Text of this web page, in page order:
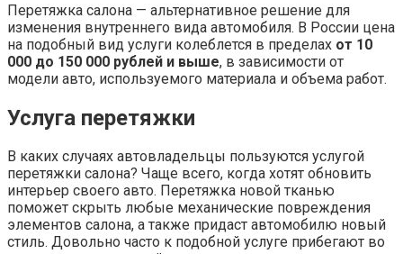
Перетяжка салона — альтернативное решение для
изменения внутреннего вида автомобиля. В России цена
на подобный вид услуги колеблется в пределах от 10
000 до 150 000 рублей и выше, в зависимости от
модели авто, используемого материала и объема работ.
Услуга перетяжки
В каких случаях автовладельцы пользуются услугой
перетяжки салона? Чаще всего, когда хотят обновить
интерьер своего авто. Перетяжка новой тканью
поможет скрыть любые механические повреждения
элементов салона, а также придаст автомобилю новый
стиль. Довольно часто к подобной услуге прибегают во